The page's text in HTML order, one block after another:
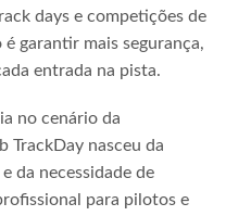
days e competições de
garantir mais segurança,
entrada na pista.
no cenário da
TrackDay nasceu da
da necessidade de
para pilotos e